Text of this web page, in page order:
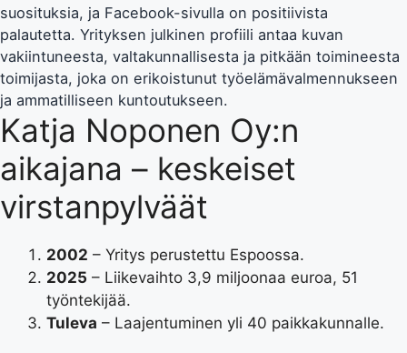
suosituksia, ja Facebook-sivulla on positiivista
palautetta. Yrityksen julkinen profiili antaa kuvan
vakiintuneesta, valtakunnallisesta ja pitkään toimineesta
toimijasta, joka on erikoistunut työelämävalmennukseen
ja ammatilliseen kuntoutukseen.
Katja Noponen Oy:n
aikajana – keskeiset
virstanpylväät
2002 – Yritys perustettu Espoossa.
2025 – Liikevaihto 3,9 miljoonaa euroa, 51
työntekijää.
Tuleva – Laajentuminen yli 40 paikkakunnalle.